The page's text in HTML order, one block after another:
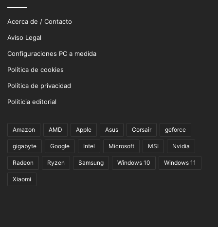
Acerca de / Contacto
Aviso Legal
Configuraciones PC a medida
Política de cookies
Política de privacidad
Politicia editorial
Amazon AMD Apple Asus Corsair geforce
gigabyte Google Intel Microsoft MSI Nvidia
Radeon Ryzen Samsung Windows 10 Windows 11
Xiaomi